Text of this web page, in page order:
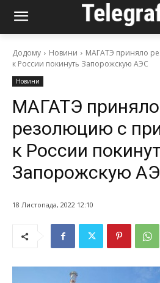
Додому Новини
МАГАТЭ приняло
к России покинуть Запорожскую АЭС
Новини
МАГАТЭ приняло
резолюцию с
к России
Запорожскую
18 Листопада, 2022 12:10